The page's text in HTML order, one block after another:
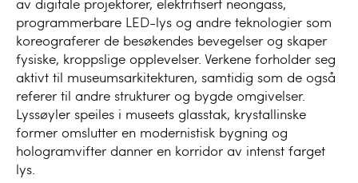
programmerbare LED-lys og andre teknologier som
koreograferer de besøkendes bevegelser og skaper
fysiske, kroppslige opplevelser. Verkene forholder seg
aktivt til museumsarkitekturen, samtidig som de også
referer til andre strukturer og bygde omgivelser.
Lyssøyler speiles i museets glasstak, krystallinske
former omslutter en modernistisk bygning og
hologramvifter danner en korridor av intenst farget
lys.